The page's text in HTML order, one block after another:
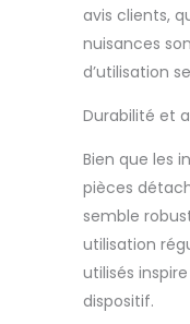
avis clients,
nuisances
d’utilisation
Durabilité et
Bien que les
pièces
semble
utilisation
utilisés
dispositif.